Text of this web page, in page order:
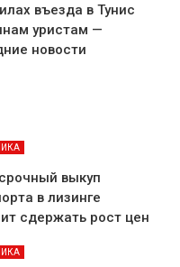
въезда в Тунис
уристам —
новости
выкуп
в лизинге
сдержать рост цен